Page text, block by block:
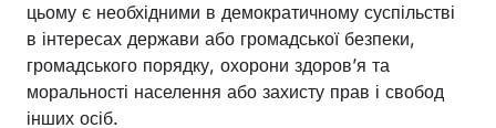
цьому є необхідними в демократичному суспільстві
в інтересах держави або громадської безпеки,
громадського порядку, охорони здоров’я та
моральності населення або захисту прав і свобод
інших осіб.